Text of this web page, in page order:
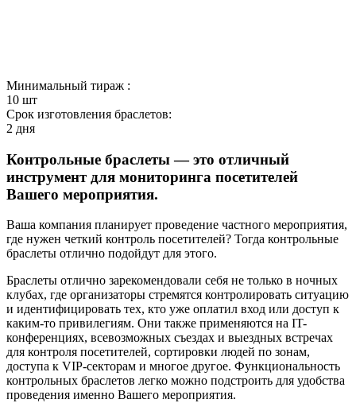
Минимальный тираж :
10 шт
Срок изготовления браслетов:
2 дня
Контрольные браслеты — это отличный
инструмент для мониторинга посетителей
Вашего мероприятия.
Ваша компания планирует проведение частного мероприятия,
где нужен четкий контроль посетителей? Тогда контрольные
браслеты отлично подойдут для этого.
Браслеты отлично зарекомендовали себя не только в ночных
клубах, где организаторы стремятся контролировать ситуацию
и идентифицировать тех, кто уже оплатил вход или доступ к
каким-то привилегиям. Они также применяются на IT-
конференциях, всевозможных съездах и выездных встречах
для контроля посетителей, сортировки людей по зонам,
доступа к VIP-секторам и многое другое. Функциональность
контрольных браслетов легко можно подстроить для удобства
проведения именно Вашего мероприятия.